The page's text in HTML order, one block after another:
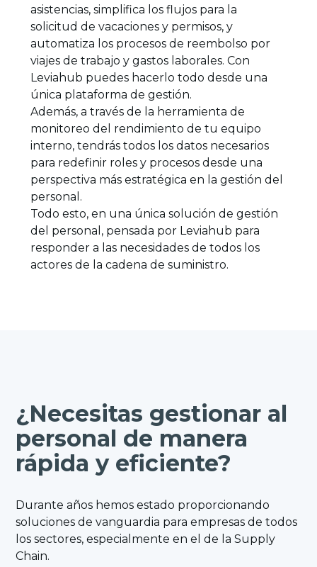
asistencias, simplifica los flujos para la
solicitud de vacaciones y permisos, y
automatiza los procesos de reembolso por
viajes de trabajo y gastos laborales. Con
Leviahub puedes hacerlo todo desde una
única plataforma de gestión.
Además, a través de la herramienta de
monitoreo del rendimiento de tu equipo
interno, tendrás todos los datos necesarios
para redefinir roles y procesos desde una
perspectiva más estratégica en la gestión del
personal.
Todo esto, en una única solución de gestión
del personal, pensada por Leviahub para
responder a las necesidades de todos los
actores de la cadena de suministro.
¿Necesitas gestionar al
personal de manera
rápida y eficiente?
Durante años hemos estado proporcionando
soluciones de vanguardia para empresas de todos
los sectores, especialmente en el de la Supply
Chain.